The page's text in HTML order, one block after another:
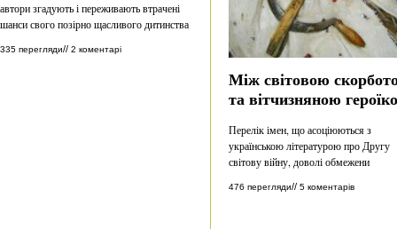
автори згадують і переживають втрачені
шанси свого позірно щасливого дитинства
335 перегляди// 2 коментарі
Між світовою
та вітчизняною
Перелік імен, що асоціюються з
українською літературою про Другу
світову війну, доволі обмежени
476 перегляди// 5 коментарів